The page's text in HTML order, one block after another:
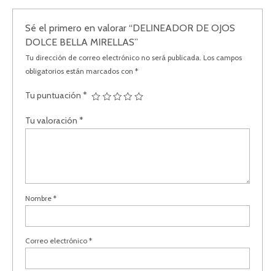
Sé el primero en valorar “DELINEADOR DE OJOS
DOLCE BELLA MIRELLAS”
Tu dirección de correo electrónico no será publicada. Los campos
obligatorios están marcados con*
Tu puntuación*
Tu valoración*
Nombre*
Correo electrónico*